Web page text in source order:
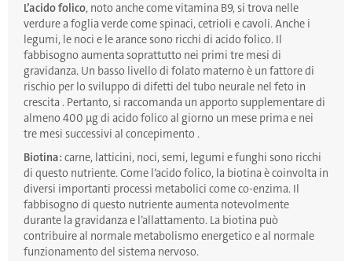
L’acido folico, noto anche come vitamina B9, si trova nelle
verdure a foglia verde come spinaci, cetrioli e cavoli. Anche i
legumi, le noci e le arance sono ricchi di acido folico. Il
fabbisogno aumenta soprattutto nei primi tre mesi di
gravidanza. Un basso livello di folato materno è un fattore di
rischio per lo sviluppo di difetti del tubo neurale nel feto in
crescita . Pertanto, si raccomanda un apporto supplementare di
almeno 400 µg di acido folico al giorno un mese prima e nei
tre mesi successivi al concepimento .
Biotina: carne, latticini, noci, semi, legumi e funghi sono ricchi
di questo nutriente. Come l’acido folico, la biotina è coinvolta in
diversi importanti processi metabolici come co-enzima. Il
fabbisogno di questo nutriente aumenta notevolmente
durante la gravidanza e l’allattamento. La biotina può
contribuire al normale metabolismo energetico e al normale
funzionamento del sistema nervoso.